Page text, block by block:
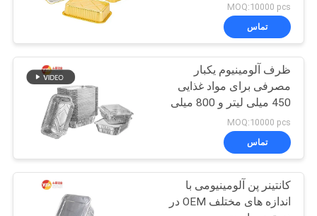
نقشه
سایت
سیاست
حفظ
حریم
خصوصی
دیسک دایره
آلومینیومی
139
49
MOQ:10000 pcs
تماس
ظرف آلومینیوم یکبار
مصرفی برای مواد غذایی
450 میلی لیتر و 800 میلی
لیتر سینی فولیک با پوشش
پلاستیکی برای بسته بندی
مواد غذایی
MOQ:10000 pcs
تماس
کانتینر پن آلومینیومی با
اندازه های مختلف OEM در